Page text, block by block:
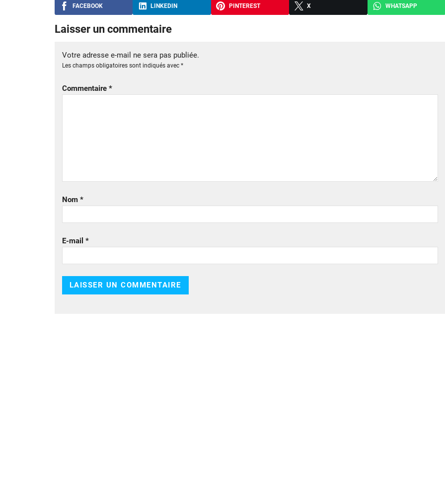
FACEBOOK LINKEDIN PINTEREST X WHATSAPP
Laisser un commentaire
Votre adresse e-mail ne sera pas publiée.
Les champs obligatoires sont indiqués avec *
Commentaire *
Nom *
E-mail *